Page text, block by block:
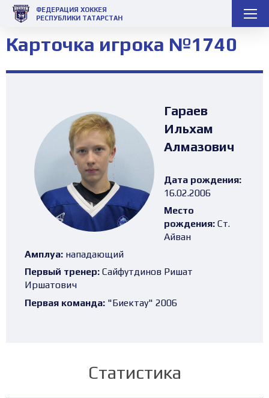
ФЕДЕРАЦИЯ ХОККЕЯ
РЕСПУБЛИКИ ТАТАРСТАН
Карточка игрока №1740
Гараев
Ильхам
Алмазович
Дата рождения:
16.02.2006
Место
рождения: Ст.
Айван
Амплуа: нападающий
Первый тренер: Сайфутдинов Ришат
Иршатович
Первая команда: "Биектау" 2006
Статистика